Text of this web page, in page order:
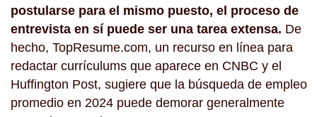
postularse para el mismo puesto, el proceso de
entrevista en sí puede ser una tarea extensa. De
hecho, TopResume.com, un recurso en línea para
redactar currículums que aparece en CNBC y el
Huffington Post, sugiere que la búsqueda de empleo
promedio en 2024 puede demorar generalmente